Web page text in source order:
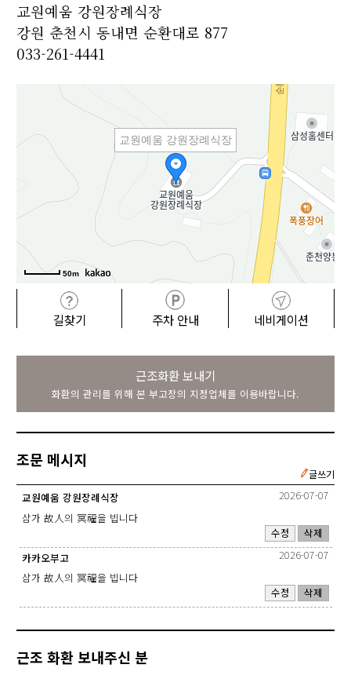
교원예움 강원장례식장
강원 춘천시 동내면 순환대로 877
033-261-4441
교원예움 강원장례식장
50m
길찾기 주차 안내 네비게이션
근조화환 보내기
화환의 관리를 위해 본 부고장의 지정업체를 이용바랍니다.
조문 메시지
글쓰기
교원예움 강원장례식장
2026-07-07
삼가 故人의 冥福을 빕니다
수정
삭제
카카오부고
2026-07-07
삼가 故人의 冥福을 빕니다
수정
삭제
근조 화환 보내주신 분